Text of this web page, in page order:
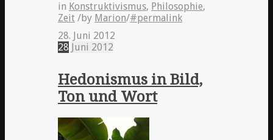
in Konstruktivismus, Philosophie,
Zeit /by Marion/#permalink
28. Juni 2012
28 Juni 2012
Hedonismus in Bild,
Ton und Wort